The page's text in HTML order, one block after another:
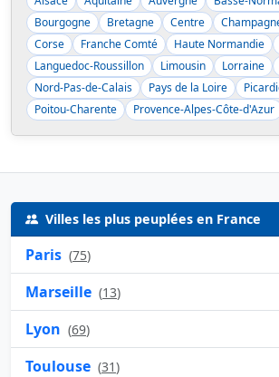
Bourgogne
Bretagne Centre
Corse
Franche Comté Haute Normandie
Languedoc-Roussillon
Limousin Lorraine
Nord-Pas-de-Calais
Pays de la Loire
Poitou-Charente
Provence-Alpes-Côte-d'Azur
Villes les plus peuplées en France
Paris (75)
Marseille (13)
Lyon (69)
Toulouse (31)